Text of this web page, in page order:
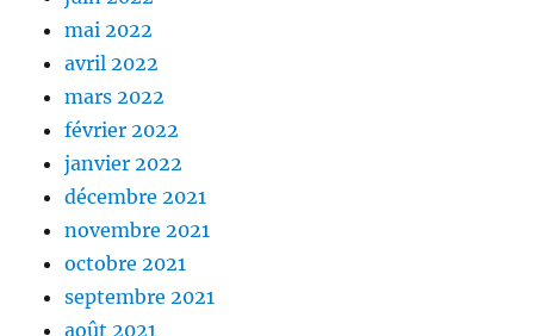
mai 2022
avril 2022
mars 2022
février 2022
janvier 2022
décembre 2021
novembre 2021
octobre 2021
septembre 2021
août 2021